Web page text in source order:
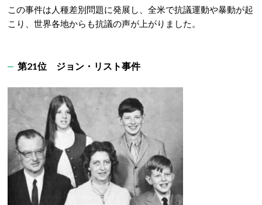
この事件は人種差別問題に発展し、全米で抗議運動や暴動が起
こり、世界各地からも抗議の声が上がりました。
第21位 ジョン・リスト事件